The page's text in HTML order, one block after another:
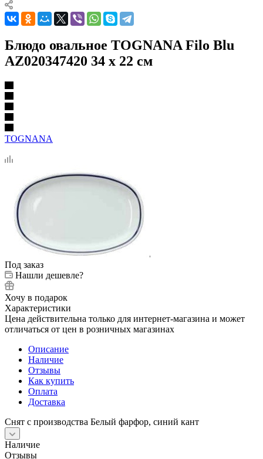
Блюдо овальное TOGNANA Filo Blu
AZ020347420 34 х 22 см
TOGNANA
Под заказ
Нашли дешевле?
Хочу в подарок
Характеристики
Цена действительна только для интернет-магазина и может
отличаться от цен в розничных магазинах
Описание
Наличие
Отзывы
Как купить
Оплата
Доставка
Снят с производства Белый фарфор, синий кант
Наличие
Отзывы